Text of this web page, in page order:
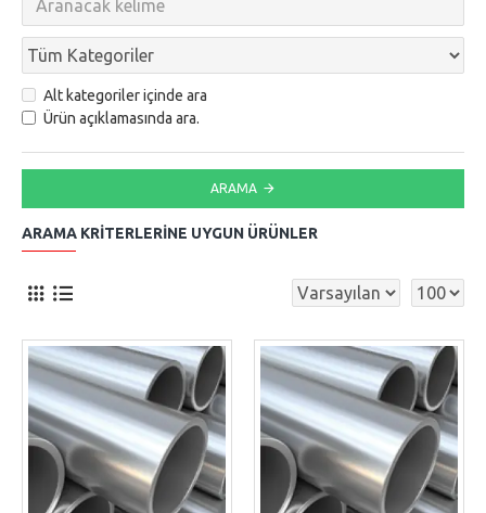
Alt kategoriler içinde ara
Ürün açıklamasında ara.
ARAMA
ARAMA KRITERLERINE UYGUN ÜRÜNLER